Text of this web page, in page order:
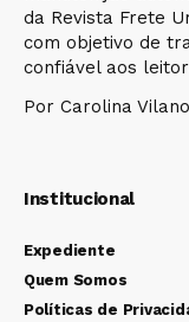
da Revista Frete
com objetivo de
confiável aos
Por Carolina
Institucional
Expediente
Quem Somos
Políticas de